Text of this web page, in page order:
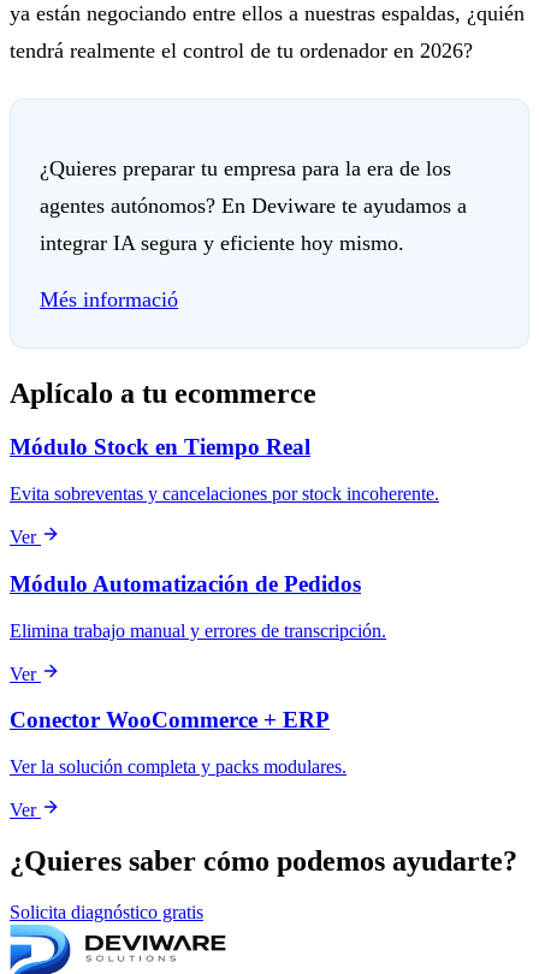
ya están negociando entre ellos a nuestras espaldas, ¿quién
tendrá realmente el control de tu ordenador en 2026?
¿Quieres preparar tu empresa para la era de los
agentes autónomos? En Deviware te ayudamos a
integrar IA segura y eficiente hoy mismo.
Més informació
Aplícalo a tu ecommerce
Módulo Stock en Tiempo Real
Evita sobreventas y cancelaciones por stock incoherente.
Ver
Módulo Automatización de Pedidos
Elimina trabajo manual y errores de transcripción.
Ver
Conector WooCommerce + ERP
Ver la solución completa y packs modulares.
Ver
¿Quieres saber cómo podemos ayudarte?
Solicita diagnóstico gratis